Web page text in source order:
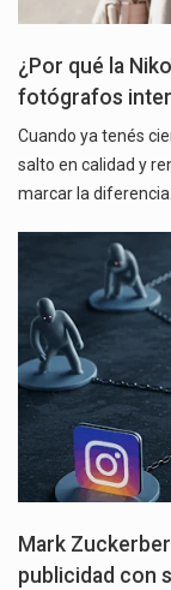
¿Por qué la
fotógrafos
Cuando ya tenés
salto en calidad y
marcar la diferencia.
Mark
publicidad con